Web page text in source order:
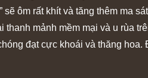
ôm rất khít và tăng thêm ma
mảnh mềm mại và u rùa
đạt cực khoái và thăng